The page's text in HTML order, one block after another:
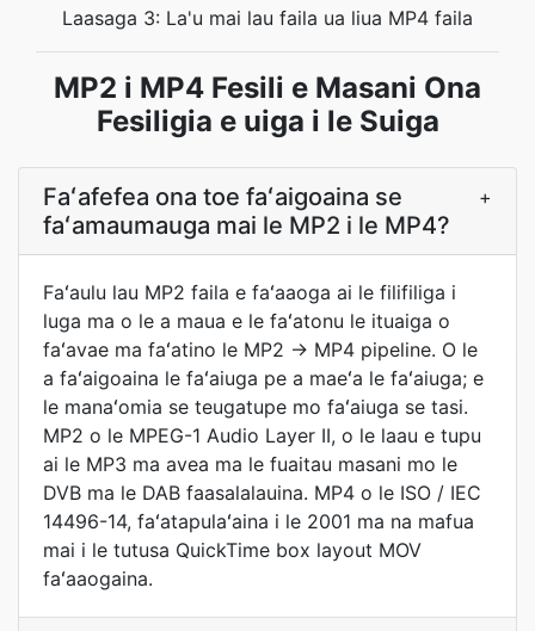
Laasaga 3: La'u mai lau faila ua liua MP4 faila
MP2 i MP4 Fesili e Masani Ona
Fesiligia e uiga i le Suiga
Faʻafefea ona toe faʻaigoaina se
faʻamaumauga mai le MP2 i le MP4?
+
Faʻaulu lau MP2 faila e faʻaaoga ai le filifiliga i
luga ma o le a maua e le faʻatonu le ituaiga o
faʻavae ma faʻatino le MP2 → MP4 pipeline. O le
a faʻaigoaina le faʻaiuga pe a maeʻa le faʻaiuga; e
le manaʻomia se teugatupe mo faʻaiuga se tasi.
MP2 o le MPEG-1 Audio Layer II, o le laau e tupu
ai le MP3 ma avea ma le fuaitau masani mo le
DVB ma le DAB faasalalauina. MP4 o le ISO / IEC
14496-14, faʻatapulaʻaina i le 2001 ma na mafua
mai i le tutusa QuickTime box layout MOV
faʻaaogaina.